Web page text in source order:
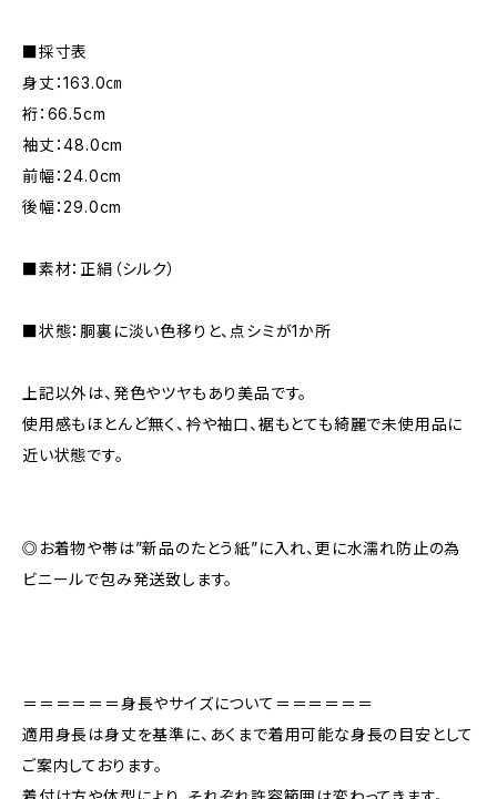
■採寸表
身丈：163.0㎝
裄：66.5cm
袖丈：48.0cm
前幅：24.0cm
後幅：29.0cm
■素材：正絹（シルク）
■状態：胴裏に淡い色移りと、点シミが1か所
上記以外は、発色やツヤもあり美品です。
使用感もほとんど無く、衿や袖口、裾もとても綺麗で未使用品に
近い状態です。
◎お着物や帯は”新品のたとう紙”に入れ、更に水濡れ防止の為
ビニールで包み発送致します。
＝＝＝＝＝＝身長やサイズについて＝＝＝＝＝＝
適用身長は身丈を基準に、あくまで着用可能な身長の目安として
ご案内しております。